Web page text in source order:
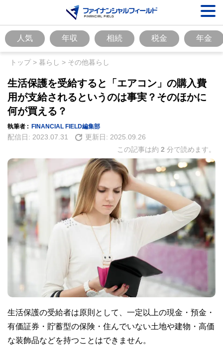
人気 年収 相続 税金 年金
トップ> 暮らし > その他暮らし
生活保護を受給すると「エアコン」の購入費
用が支給されるというのは事実？そのほかに
何が買える？
執筆者 : FINANCIAL FIELD編集部
配信日: 2023.07.31 更新日: 2025.09.26
この記事は約 2 分で読めます。
生活保護の受給者は原則として、一定以上の現金・預金・
有価証券・貯蓄型の保険・住んでいない土地や建物・高価
な装飾品などを持つことはできません。